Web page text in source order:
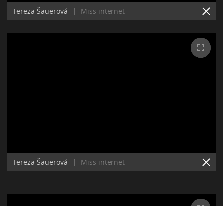
Tereza Šauerová | Miss internet
Tereza Šauerová | Miss internet